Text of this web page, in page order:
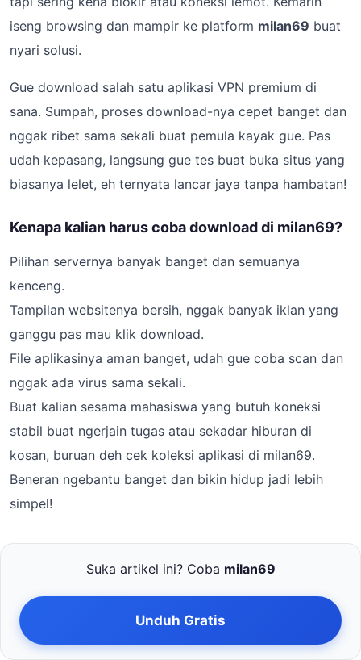
iseng browsing dan mampir ke platform milan69 buat
nyari solusi.
Gue download salah satu aplikasi VPN premium di
sana. Sumpah, proses download-nya cepet banget dan
nggak ribet sama sekali buat pemula kayak gue. Pas
udah kepasang, langsung gue tes buat buka situs yang
biasanya lelet, eh ternyata lancar jaya tanpa hambatan!
Kenapa kalian harus coba download di milan69?
Pilihan servernya banyak banget dan semuanya
kenceng.
Tampilan websitenya bersih, nggak banyak iklan yang
ganggu pas mau klik download.
File aplikasinya aman banget, udah gue coba scan dan
nggak ada virus sama sekali.
Buat kalian sesama mahasiswa yang butuh koneksi
stabil buat ngerjain tugas atau sekadar hiburan di
kosan, buruan deh cek koleksi aplikasi di milan69.
Beneran ngebantu banget dan bikin hidup jadi lebih
simpel!
Suka artikel ini? Coba milan69
Unduh Gratis